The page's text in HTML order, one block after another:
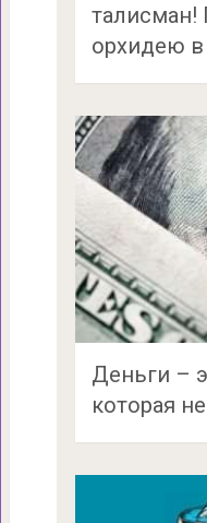
орхидею в
Деньги –
которая